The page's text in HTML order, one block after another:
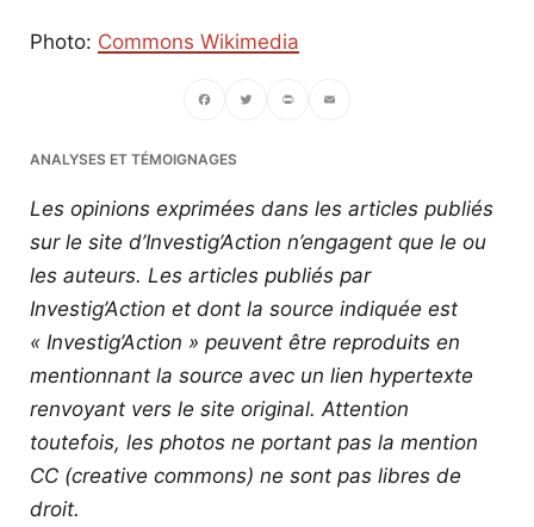
Photo: Commons Wikimedia
ANALYSES ET TÉMOIGNAGES
Les opinions exprimées dans les articles publiés
sur le site d’Investig’Action n’engagent que le ou
les auteurs. Les articles publiés par
Investig’Action et dont la source indiquée est
« Investig’Action » peuvent être reproduits en
mentionnant la source avec un lien hypertexte
renvoyant vers le site original. Attention
toutefois, les photos ne portant pas la mention
CC (creative commons) ne sont pas libres de
droit.